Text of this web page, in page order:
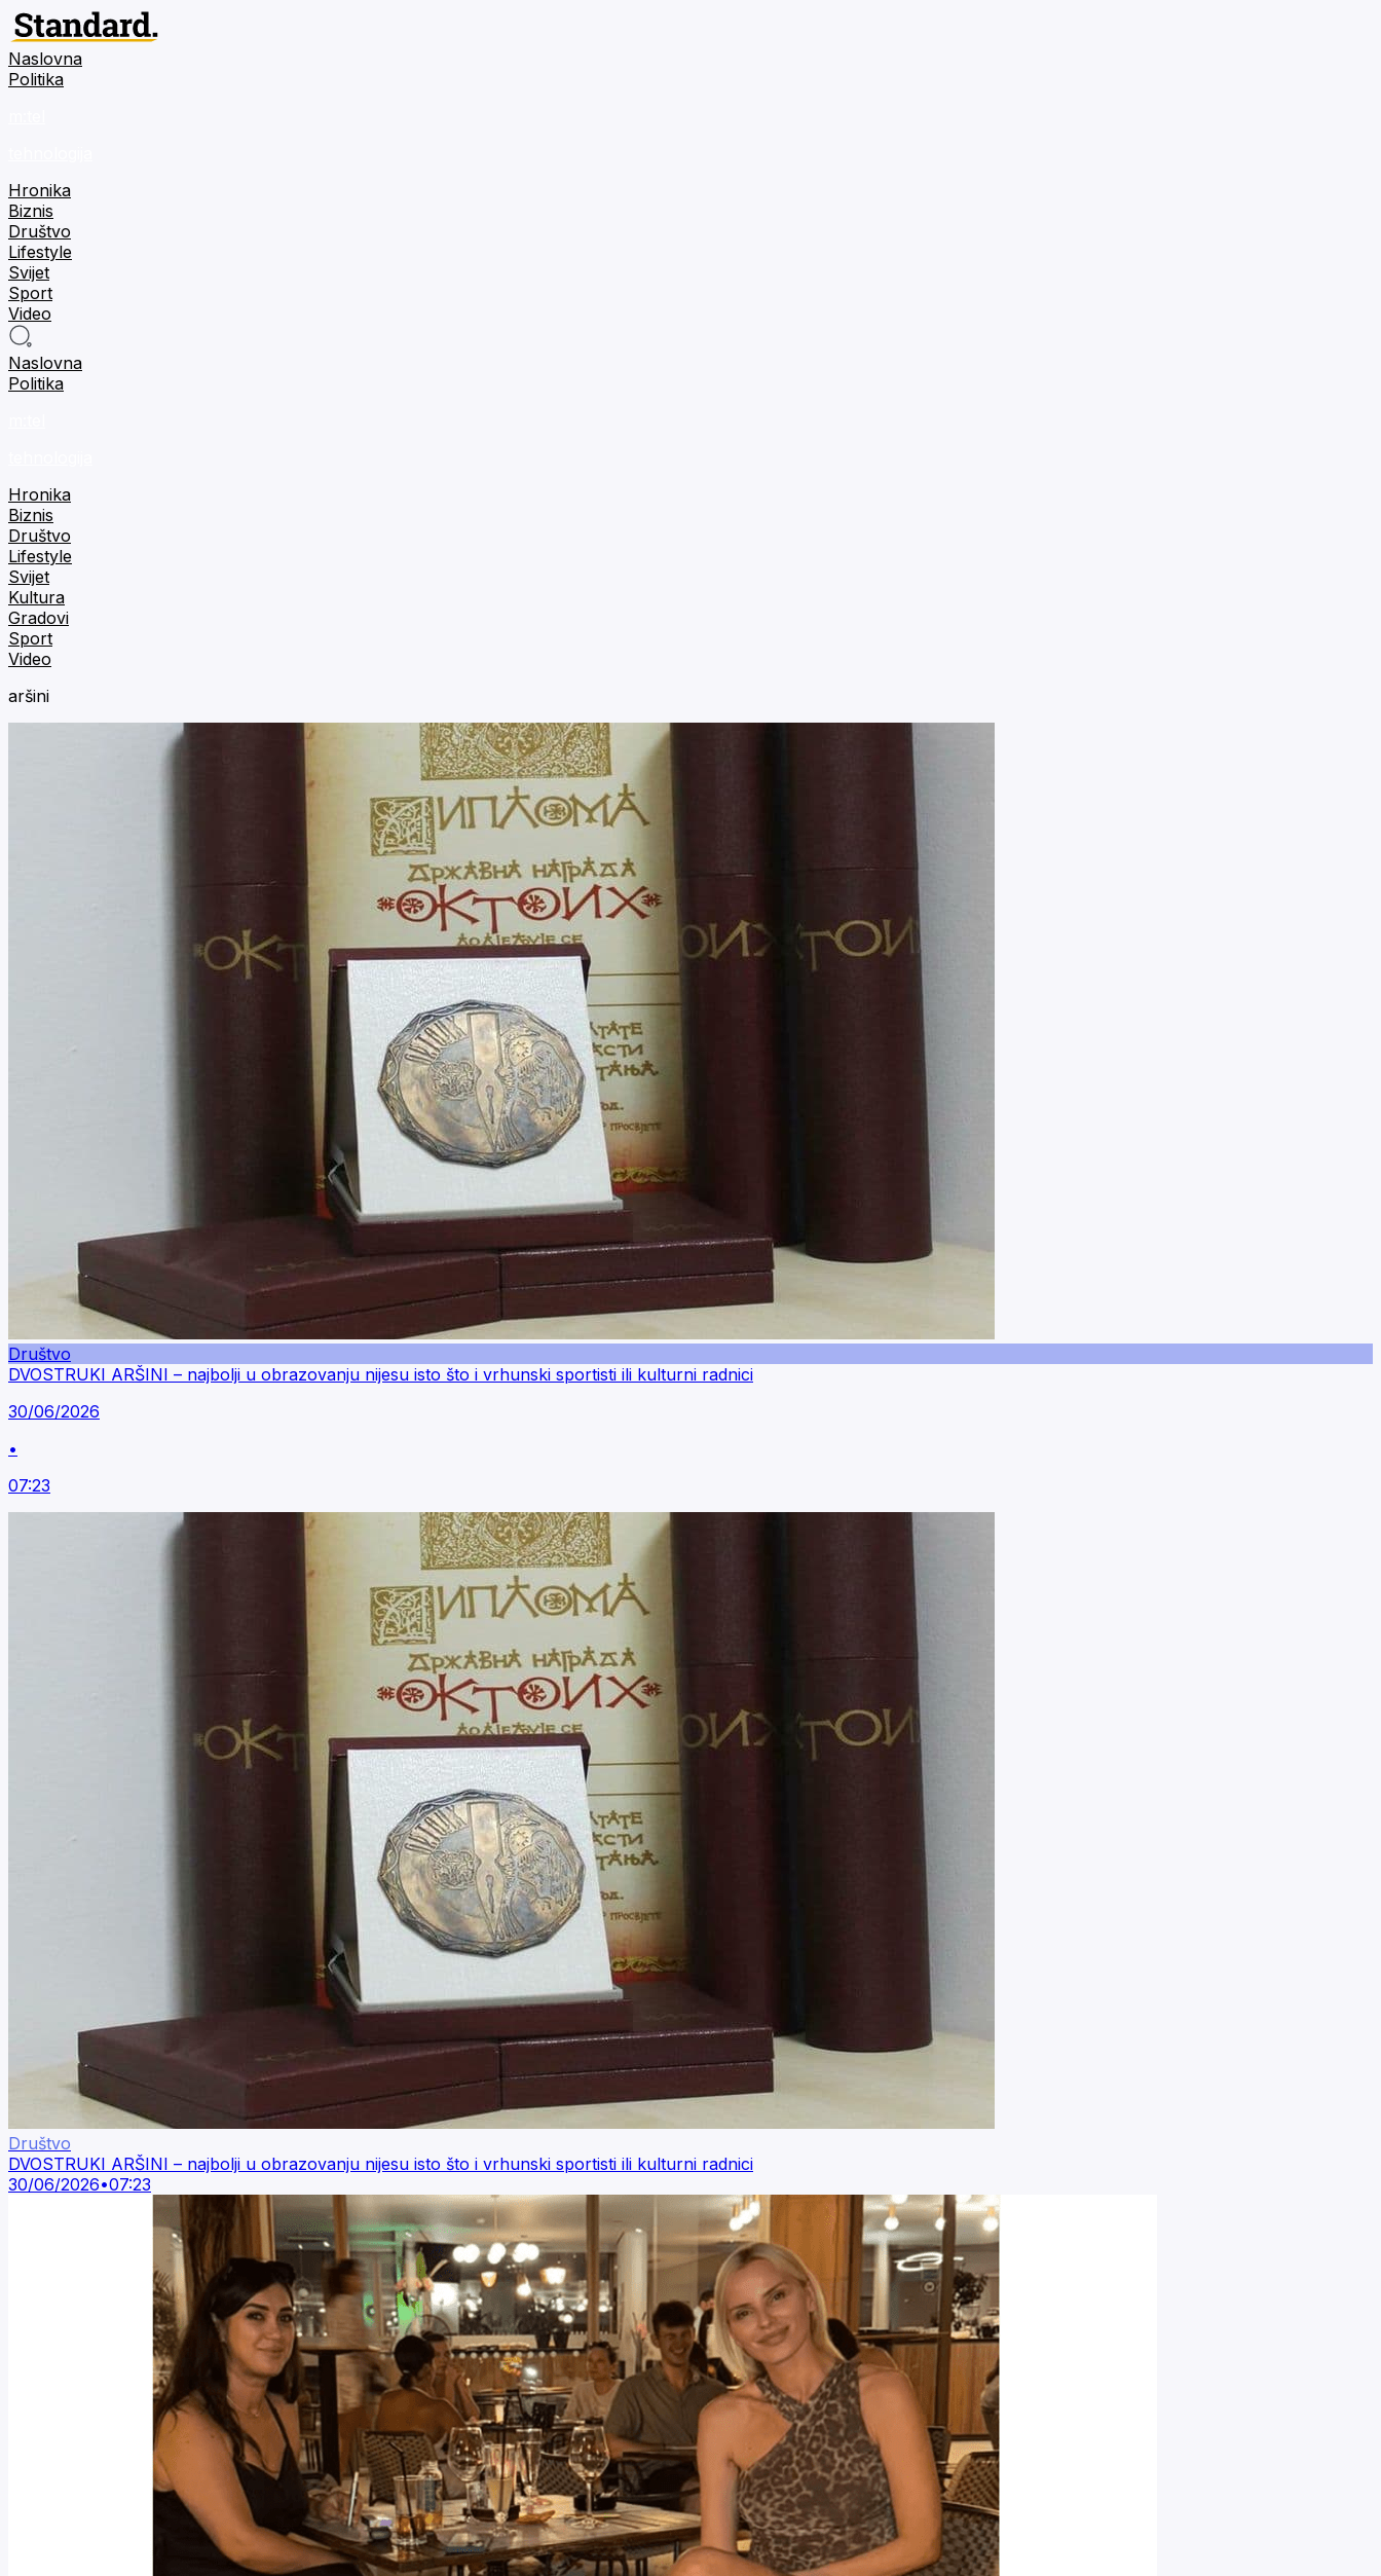
Naslovna
Politika
Hronika
Biznis
Društvo
Lifestyle
Svijet
Sport
Video
Naslovna
Politika
Hronika
Biznis
Društvo
Lifestyle
Svijet
Kultura
Gradovi
Sport
Video
aršini
Društvo
DVOSTRUKI ARŠINI – najbolji u obrazovanju nijesu isto što i vrhunski sportisti ili kulturni radnici
30/06/2026
•
07:23
Društvo
DVOSTRUKI ARŠINI – najbolji u obrazovanju nijesu isto što i vrhunski sportisti ili kulturni radnici
30/06/2026•07:23